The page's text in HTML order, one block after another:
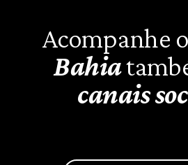
Acompanhe
Bahia
canais